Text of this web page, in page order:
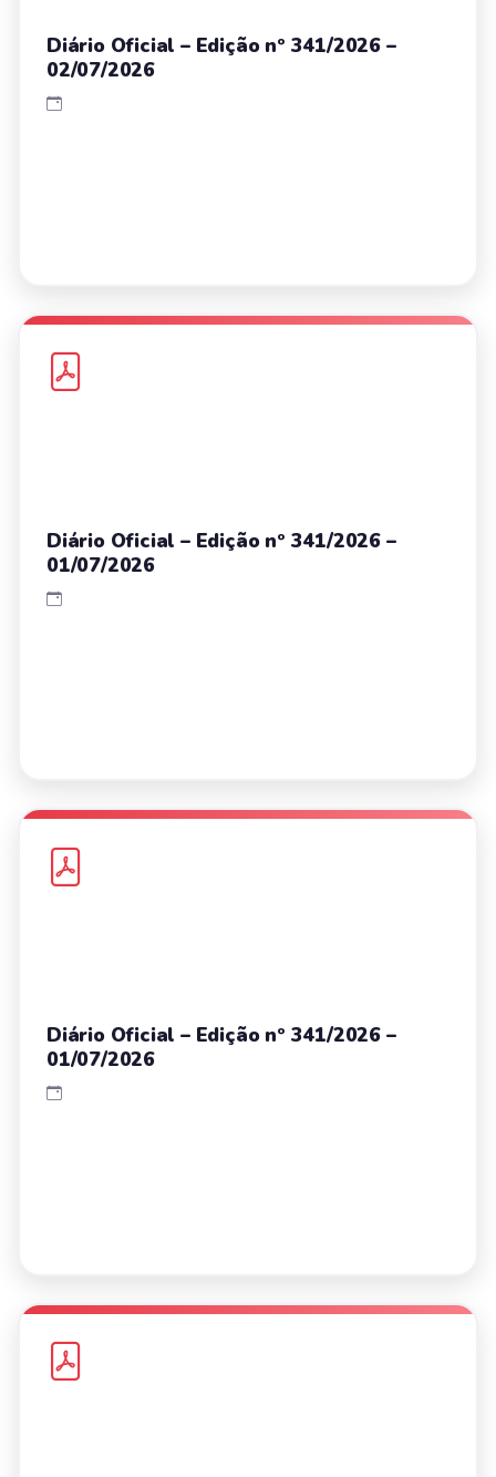
Diário Oficial – Edição nº 341/2026 –
02/07/2026
Diário Oficial – Edição nº 341/2026 –
01/07/2026
Diário Oficial – Edição nº 341/2026 –
01/07/2026